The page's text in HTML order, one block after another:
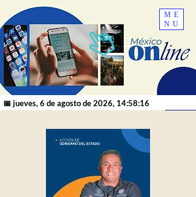
ME
NU
📅 jueves, 6 de agosto de 2026, 14:58:16